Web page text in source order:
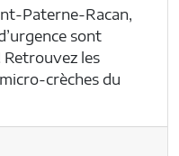
Paterne-Racan,
sont
Retrouvez les
crèches du